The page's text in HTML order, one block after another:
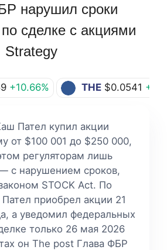
нарушил сроки
по сделке с акциями
Strategy
+10.66% THE $0.0541
Пател купил акции
от $100 001 до $250 000,
регуляторам лишь
с нарушением сроков,
STOCK Act. По
приобрел акции 21
а уведомил федеральных
только 26 мая 2026
он The post Глава ФБР